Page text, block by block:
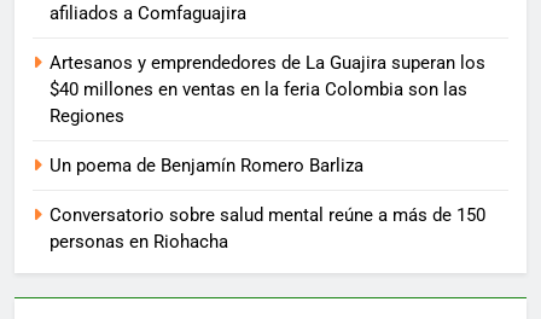
afiliados a Comfaguajira
Artesanos y emprendedores de La Guajira superan los
$40 millones en ventas en la feria Colombia son las
Regiones
Un poema de Benjamín Romero Barliza
Conversatorio sobre salud mental reúne a más de 150
personas en Riohacha